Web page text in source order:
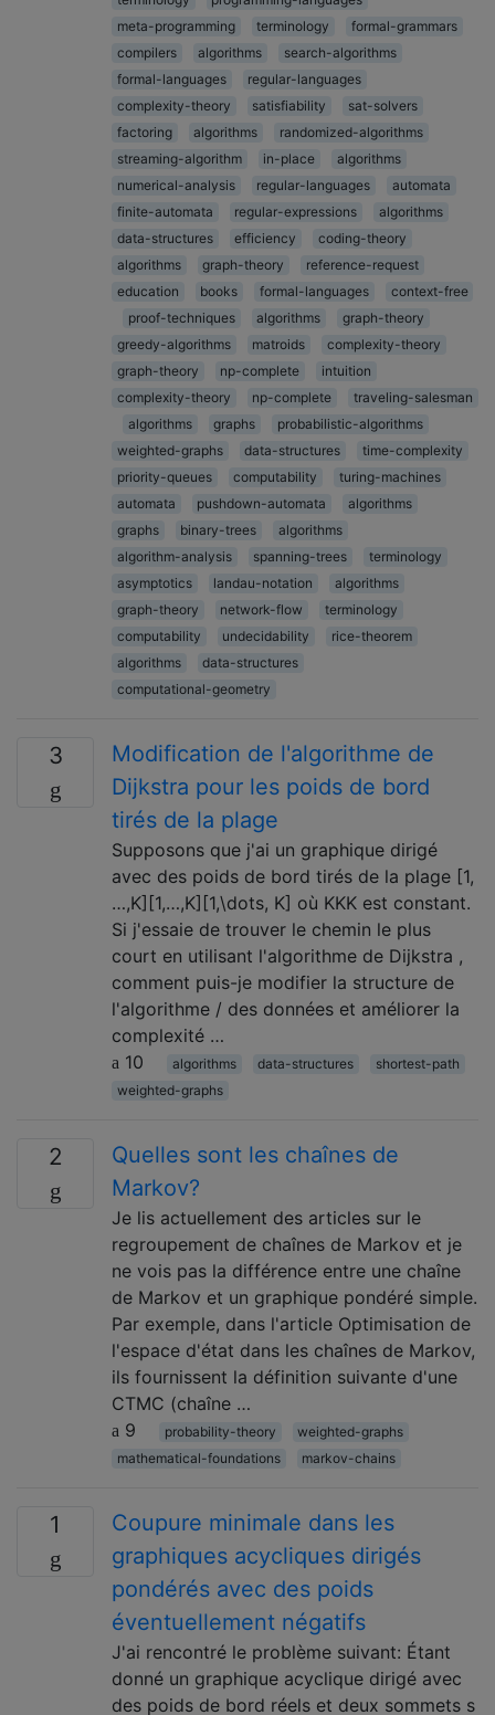
meta-programming
terminology
formal-grammars
compilers
algorithms
search-algorithms
formal-languages
regular-languages
complexity-theory
satisfiability
sat-solvers
factoring
algorithms
randomized-algorithms
streaming-algorithm
in-place
algorithms
numerical-analysis
regular-languages
automata
finite-automata
regular-expressions
algorithms
data-structures
efficiency
coding-theory
algorithms
graph-theory
reference-request
education
books formal-languages
context-free
proof-techniques
algorithms
graph-theory
greedy-algorithms
matroids
complexity-theory
graph-theory
np-complete
intuition
complexity-theory
np-complete
traveling-salesman
algorithms
graphs
probabilistic-algorithms
weighted-graphs
data-structures
time-complexity
priority-queues
computability
turing-machines
automata
pushdown-automata
algorithms
graphs
binary-trees
algorithms
algorithm-analysis
spanning-trees
terminology
asymptotics
landau-notation
algorithms
graph-theory
network-flow
terminology
computability
undecidability
rice-theorem
algorithms
data-structures
computational-geometry
3
Modification de l'algorithme de
Dijkstra pour les poids de bord
tirés de la plage
Supposons que j'ai un graphique dirigé
avec des poids de bord tirés de la plage [1,
…,K][1,…,K][1,\dots, K] où KKK est constant.
Si j'essaie de trouver le chemin le plus
court en utilisant l'algorithme de Dijkstra ,
comment puis-je modifier la structure de
l'algorithme / des données et améliorer la
complexité …
10
algorithms data-structures
shortest-path
weighted-graphs
2
Quelles sont les chaînes de
Markov?
Je lis actuellement des articles sur le
regroupement de chaînes de Markov et je
ne vois pas la différence entre une chaîne
de Markov et un graphique pondéré simple.
Par exemple, dans l'article Optimisation de
l'espace d'état dans les chaînes de Markov,
ils fournissent la définition suivante d'une
CTMC (chaîne …
9
probability-theory
weighted-graphs
mathematical-foundations
markov-chains
1
Coupure minimale dans les
graphiques acycliques dirigés
pondérés avec des poids
éventuellement négatifs
J'ai rencontré le problème suivant: Étant
donné un graphique acyclique dirigé avec
des poids de bord réels et deux sommets s